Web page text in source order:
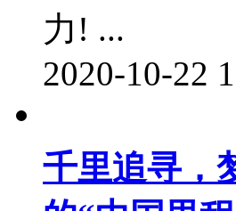
力! ...
2020-10-22
千里追寻，